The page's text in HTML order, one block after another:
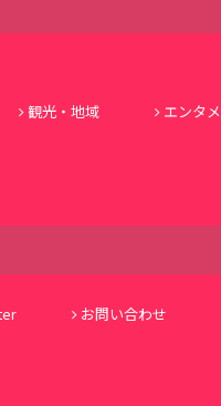
観光・地域
エンタメ
お問い合わせ